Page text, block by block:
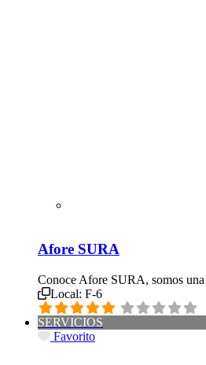
Afore SURA
Conoce Afore SURA, somos
Local: F-6
SERVICIOS
Favorito